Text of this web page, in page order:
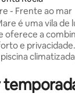
de 5, 304
- Frente ao mar
é uma vila de
oferece a
e
para famílias
Aproveite a